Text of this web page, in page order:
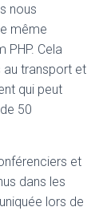
nous
même
PHP. Cela
transport et
qui peut
50
et
dans les
lors de